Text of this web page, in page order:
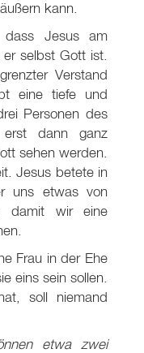
kann.
Jesus am
selbst Gott ist.
Verstand
eine tiefe und
Personen des
dann ganz
sehen werden.
Jesus betete in
uns etwas von
damit wir eine
Frau in der Ehe
eins sein sollen.
soll niemand
etwa zwei